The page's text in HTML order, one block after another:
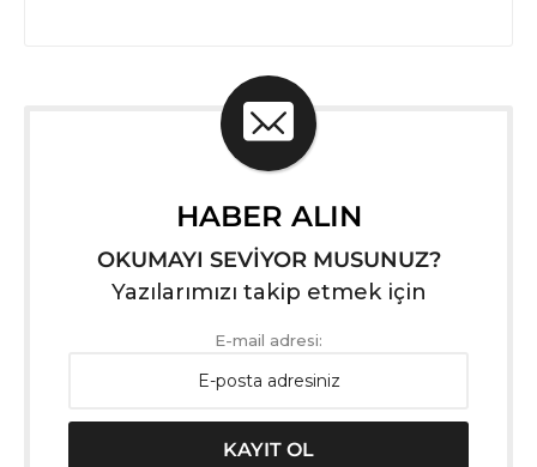
HABER ALIN
OKUMAYI SEVİYOR MUSUNUZ?
Yazılarımızı takip etmek için
E-mail adresi: